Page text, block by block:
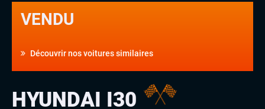
VENDU
Découvrir nos voitures similaires
HYUNDAI I30